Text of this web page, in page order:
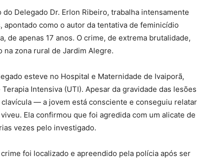
Delegado Dr. Erlon Ribeiro, trabalha intensamente
apontado como o autor da tentativa de feminicídio
de apenas 17 anos. O crime, de extrema brutalidade,
zona rural de Jardim Alegre.
esteve no Hospital e Maternidade de Ivaiporã,
Intensiva (UTI). Apesar da gravidade das lesões
— a jovem está consciente e conseguiu relatar
Ela confirmou que foi agredida com um alicate de
vezes pelo investigado.
foi localizado e apreendido pela polícia após ser